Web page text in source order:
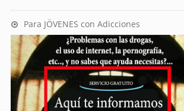
Para JÖVENES con Adicciones